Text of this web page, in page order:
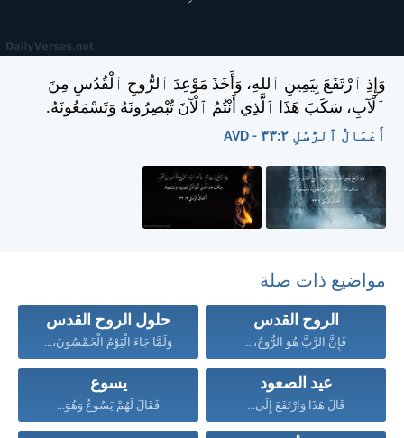
وَإِذِ ٱرْتَفَعَ بِيَمِينِ ٱللهِ، وَأَخَذَ مَوْعِدَ ٱلرُّوحِ ٱلْقُدُسِ مِنَ
ٱلْآبِ، سَكَبَ هَذَا ٱلَّذِي أَنْتُمُ ٱلْآنَ تُبْصِرُونَهُ وَتَسْمَعُونَهُ.
أَعْمَالُ ٱلرُّسُلِ ٢:‏٣٣ - AVD
مواضيع ذات صلة
الروح القدس
فَإِنَّ الرَّبَّ هُوَ الرُّوحُ،...
حلول الروح القدس
وَلَمَّا جَاءَ الْيَوْمُ الْخَمْسُونَ،...
عيد الصعود
قَالَ هَذَا وَارْتَفَعَ إِلَى...
يسوع
فَقَالَ لَهُمْ يَسُوعُ وَهُوَ...